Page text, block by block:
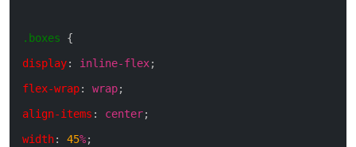
.boxes
{
display: inline-flex;
flex-wrap: wrap;
align-items : center;
width: 45%;